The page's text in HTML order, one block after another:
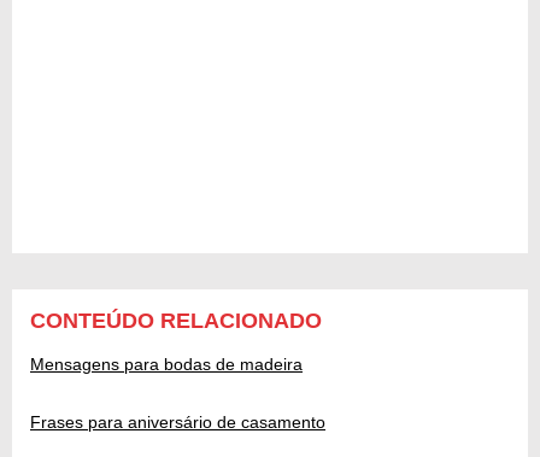
CONTEÚDO RELACIONADO
Mensagens para bodas de madeira
Frases para aniversário de casamento